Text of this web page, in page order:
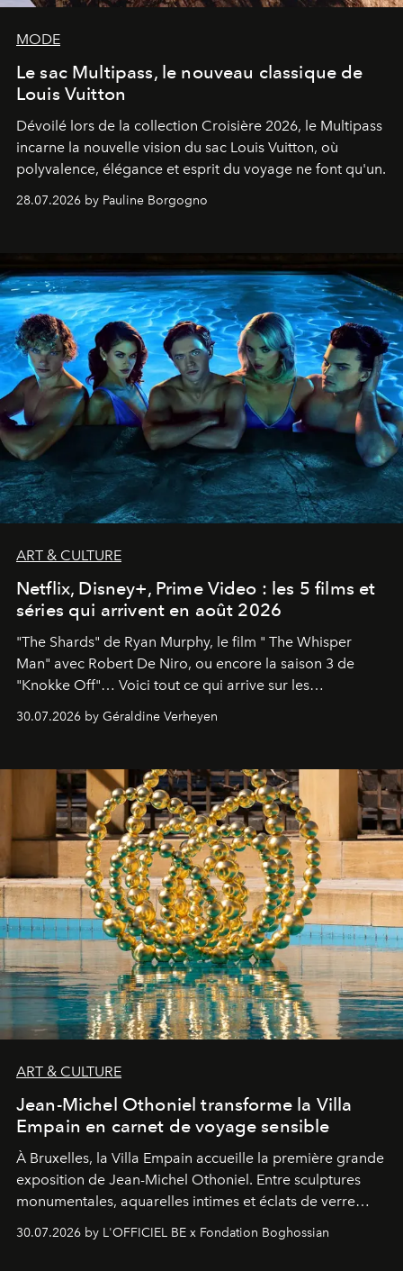
MODE
Le sac Multipass, le nouveau classique de
Louis Vuitton
Dévoilé lors de la collection Croisière 2026, le Multipass
incarne la nouvelle vision du sac Louis Vuitton, où
polyvalence, élégance et esprit du voyage ne font qu'un.
28.07.2026 by Pauline Borgogno
ART & CULTURE
Netflix, Disney+, Prime Video : les 5 films et
séries qui arrivent en août 2026
"The Shards" de Ryan Murphy, le film " The Whisper
Man" avec Robert De Niro, ou encore la saison 3 de
"Knokke Off"… Voici tout ce qui arrive sur les
plateformes de streaming en août 2026.
30.07.2026 by Géraldine Verheyen
ART & CULTURE
Jean-Michel Othoniel transforme la Villa
Empain en carnet de voyage sensible
À Bruxelles, la Villa Empain accueille la première grande
exposition de Jean-Michel Othoniel. Entre sculptures
monumentales, aquarelles intimes et éclats de verre
soufflé, l’artiste français compose un itinéraire
émotionnel où chaque œuvre devient le souvenir
30.07.2026 by L'OFFICIEL BE x Fondation Boghossian